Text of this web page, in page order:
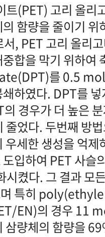
(PET) 고리 올리
함량을 줄이기
, PET 고리 올리
합을 막기 위하여
를 0.5
하였다. DPT를
경우가 더 높은
었다. 두번째 방
우세한 생성을 억
입하여 PET 사슬
켰다. 그 결과 모
며 특히
EN)의 경우 11
삼량체의 함량을